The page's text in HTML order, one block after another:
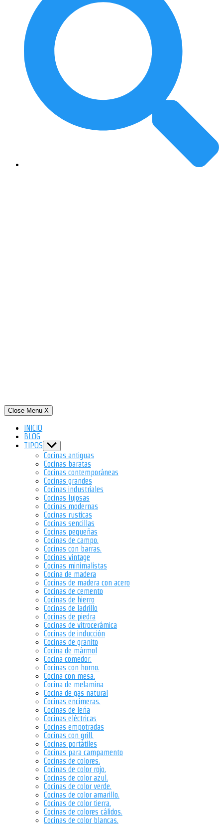
Close Menu X
INICIO
BLOG
TIPOS Show
sub
menu
Cocinas antiguas
Cocinas baratas
Cocinas contemporáneas
Cocinas grandes
Cocinas industriales
Cocinas lujosas
Cocinas modernas
Cocinas rusticas
Cocinas sencillas
Cocinas pequeñas
Cocinas de campo.
Cocinas con barras.
Cocinas vintage
Cocinas minimalistas
Cocina de madera
Cocinas de madera con acero
Cocinas de cemento
Cocinas de hierro
Cocinas de ladrillo
Cocinas de piedra
Cocinas de vitrocerámica
Cocinas de inducción
Cocinas de granito
Cocina de mármol
Cocina comedor.
Cocinas con horno.
Cocina con mesa.
Cocina de melamina
Cocina de gas natural
Cocinas encimeras.
Cocinas de leña
Cocinas eléctricas
Cocinas empotradas
Cocinas con grill.
Cocinas portátiles
Cocinas para campamento
Cocinas de colores.
Cocinas de color rojo.
Cocinas de color azul.
Cocinas de color verde.
Cocinas de color amarillo.
Cocinas de color tierra.
Cocinas de colores cálidos.
Cocinas de color blancas.